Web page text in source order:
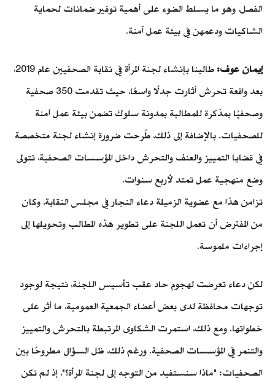
الفصل، وهو ما يسلط الضوء على أهمية توفير ضمانات لحماية
الشاكيات ودعمهن في بيئة عمل آمنة.
إيمان عوف:
طالبنا بإنشاء لجنة المرأة في نقابة الصحفيين عام 2019،
بعد واقعة تحرش أثارت جدلًا واسعًا، حيث تقدمت 350 صحفية
وصحفيًا بمذكرة للمطالبة بمدونة سلوك تضمن بيئة عمل آمنة
للصحفيات. بالإضافة إلى ذلك، طُرحت ضرورة إنشاء لجنة متخصصة
في قضايا التمييز والعنف والتحرش داخل المؤسسات الصحفية، تتولى
وضع منهجية عمل تمتد لأربع سنوات.
تزامن هذا مع عضوية الزميلة دعاء النجار في مجلس النقابة، وكان
من المفترض أن تعمل اللجنة على تطوير هذه المطالب وتحويلها إلى
إجراءات ملموسة.
لكن دعاء تعرضت لهجوم حاد عقب تأسيس اللجنة، نتيجة لوجود
توجهات محافظة لدى بعض أعضاء الجمعية العمومية، ما أثر على
خطواتها. ومع ذلك، استمرت الشكاوى المرتبطة بالتحرش والتمييز
والتنمر في المؤسسات الصحفية. ورغم ذلك، ظل السؤال مطروحًا بين
الصحفيات: "ماذا سنستفيد من التوجه إلى لجنة المرأة؟"، إذ لم تكن